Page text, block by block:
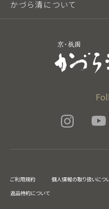
かづら清について
ご利用規約 個人情報の取り扱いにつ
返品特約について